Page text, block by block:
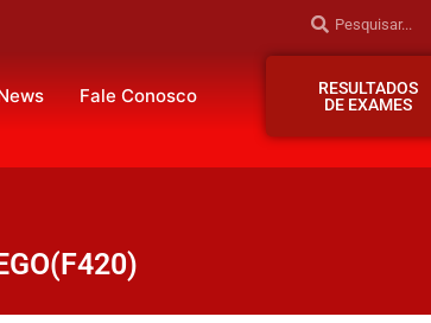
Fale Conosco
RESULTADOS
DE EXAMES